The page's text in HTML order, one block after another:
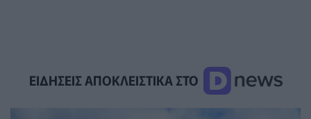
ΕΙΔΗΣΕΙΣ ΑΠΟΚΛΕΙΣΤΙΚΑ ΣΤΟ